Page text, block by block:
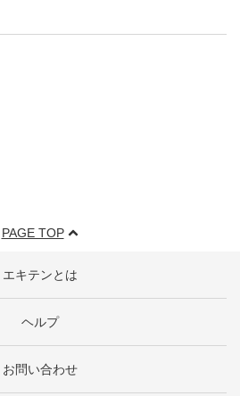
PAGE TOP
エキテンとは
ヘルプ
お問い合わせ